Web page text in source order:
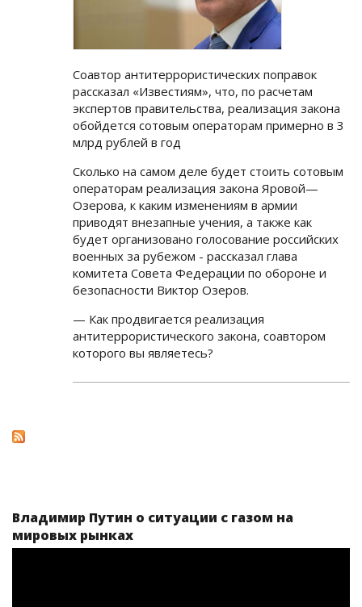
Соавтор антитеррористических поправок
рассказал «Известиям», что, по расчетам
экспертов правительства, реализация закона
обойдется сотовым операторам примерно в 3
млрд рублей в год
Сколько на самом деле будет стоить сотовым
операторам реализация закона Яровой—
Озерова, к каким изменениям в армии
приводят внезапные учения, а также как
будет организовано голосование российских
военных за рубежом - рассказал глава
комитета Совета Федерации по обороне и
безопасности Виктор Озеров.
— Как продвигается реализация
антитеррористического закона, соавтором
которого вы являетесь?
Владимир Путин о ситуации с газом на
мировых рынках